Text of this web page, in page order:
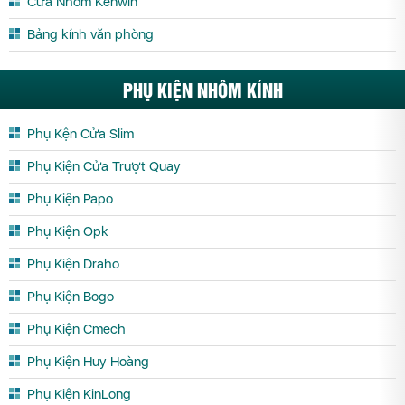
Cửa Nhôm Maxpro.JP Vĩnh Phúc
Bảng kính văn phòng
PHỤ KIỆN NHÔM KÍNH
Phụ Kện Cửa Slim
Phụ Kiện Cửa Trượt Quay
Phụ Kiện Papo
Phụ Kiện Opk
Phụ Kiện Draho
Phụ Kiện Bogo
Phụ Kiện Cmech
Phụ Kiện Huy Hoàng
Phụ Kiện KinLong